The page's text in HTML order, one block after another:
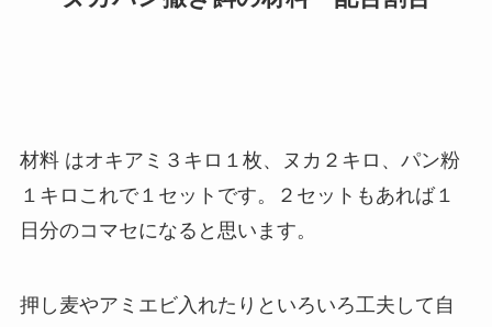
材料 はオキアミ３キロ１枚、ヌカ２キロ、パン粉
１キロ これで１セットです。２セットもあれば１
日分のコマセになると思います。
押し麦やアミエビ入れたりといろいろ工夫して自